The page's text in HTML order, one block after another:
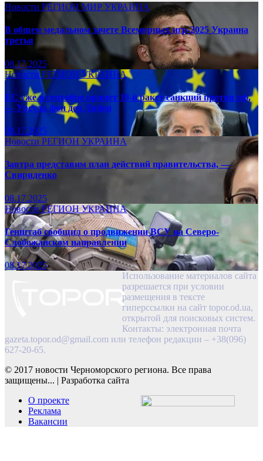
Новости РЕГИОНМИР УКРАИНА
В общем медальном зачете Всемирных игр-2025 Украина
третья
08.17.2025
НовостиРЕГИОНУКРАИНА
ЕС уже в сентябре примет 19-й ракет санкций против рф,
— Урсула фон дер Ляйен
08.17.2025
Новости РЕГИОН УКРАИНА
Завтра представим план действий правительства, —
Свириденко
08.17.2025
НовостиРЕГИОНУКРАИНА
Генштаб сообщил о продвижении ВСУ на Северо-
Слобожанском направлении
08.17.2025
Использование материалов сайта
разрешается при условии
размещения в тексте
гиперссылки на сайт topor.od.ua,
открытой для поисковых систем.
Контакты: электронная почта
gazeta.topor.od@gmail.com или телефон редакции – +38(096)
627-20-65.
© 2017 новости Черноморского региона. Все права
защищены... | Разработка сайта
О проекте
Реклама
Вакансии